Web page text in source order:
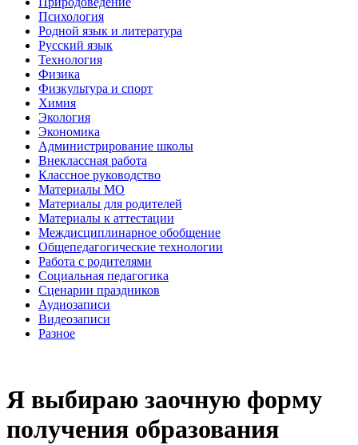
Психология
Родной язык и литература
Русский язык
Технология
Физика
Физкультура и спорт
Химия
Экология
Экономика
Администрирование школы
Внеклассная работа
Классное руководство
Материалы МО
Материалы для родителей
Материалы к аттестации
Междисциплинарное обобщение
Общепедагогические технологии
Работа с родителями
Социальная педагогика
Сценарии праздников
Аудиозаписи
Видеозаписи
Разное
Я выбираю заочную форму
получения образования